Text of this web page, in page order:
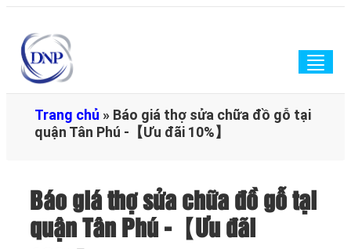
Trang chủ » Báo giá thợ sửa chữa đồ gỗ tại
quận Tân Phú -【Ưu đãi 10%】
Báo giá thợ sửa chữa đồ gỗ tại
quận Tân Phú -【Ưu đãi